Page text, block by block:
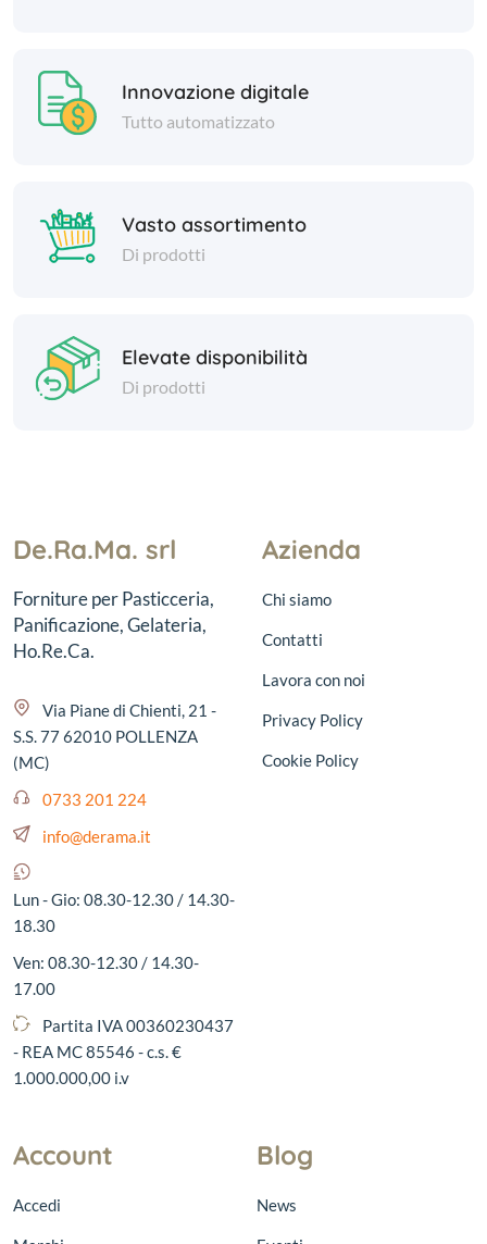
Innovazione digitale
Tutto automatizzato
Vasto assortimento
Di prodotti
Elevate disponibilità
Di prodotti
De.Ra.Ma. srl
Forniture per Pasticceria,
Panificazione, Gelateria,
Ho.Re.Ca.
Via Piane di Chienti, 21 -
S.S. 77 62010 POLLENZA
(MC)
0733 201 224
info@derama.it
Lun - Gio: 08.30-12.30 / 14.30-
18.30
Ven: 08.30-12.30 / 14.30-
17.00
Partita IVA 00360230437
- REA MC 85546 - c.s. €
1.000.000,00 i.v
Azienda
Chi siamo
Contatti
Lavora con noi
Privacy Policy
Cookie Policy
Account
Accedi
Blog
News